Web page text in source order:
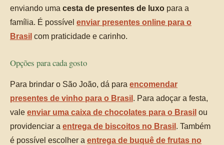
enviando uma cesta de presentes de luxo para a
família. É possível enviar presentes online para o
Brasil com praticidade e carinho.
Opções para cada gosto
Para brindar o São João, dá para encomendar
presentes de vinho para o Brasil . Para adoçar a festa,
vale enviar uma caixa de chocolates para o Brasil ou
providenciar a entrega de biscoitos no Brasil . Também
é possível escolher a entrega de buquê de frutas no